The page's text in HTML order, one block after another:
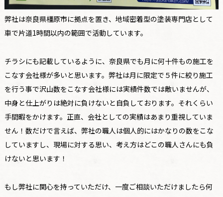
弊社は奈良県橿原市に拠点を置き、地域密着型の塗装専門店として
車で片道1時間以内の範囲で活動しています。
チラシにも記載しているように、奈良県でも月に何十件もの施工を
こなす会社様が多いと思います。弊社は月に限定で５件に絞り施工
を行う事で沢山数をこなす会社様には実績件数では敵いませんが、
中身と仕上がりは絶対に負けないと自負しております。それくらい
手間暇をかけます。正直、会社としての実績はあまり重視していま
せん！数だけで言えば、弊社の職人は個人的にはかなりの数をこな
していますし、現場に対する思い、考え方はどこの職人さんにも負
けないと思います！
もし弊社に関心を持っていただけ、一度ご相談いただけましたら何